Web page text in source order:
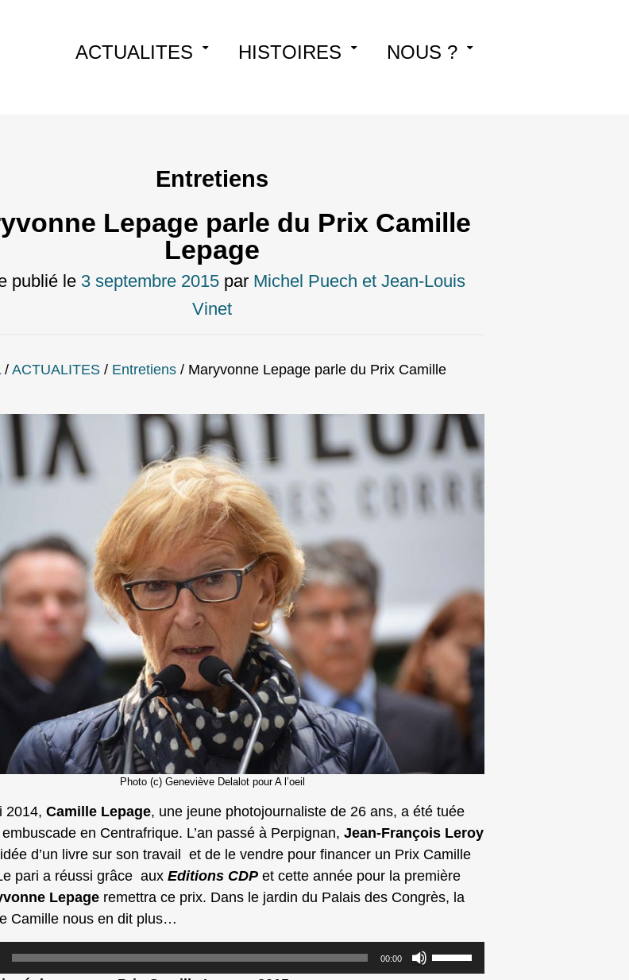
Skip
ACTUALITES HISTOIRES NOUS ?
Entretiens
Lepage parle du Prix Camille
Lepage
publié le 3 septembre 2015 par Michel Puech et Jean-Louis
Vinet
/ ACTUALITES / Entretiens / Maryvonne Lepage parle du Prix Camille
Photo (c) Geneviève Delalot pour A l’oeil
2014, Camille Lepage, une jeune photojournaliste de 26 ans, a été tuée
en Centrafrique. L’an passé à Perpignan, Jean-François Leroy
d’un livre sur son travail et de le vendre pour financer un Prix Camille
pari a réussi grâce aux Editions CDP et cette année pour la première
Lepage remettra ce prix. Dans le jardin du Palais des Congrès, la
Camille nous en dit plus…
00:00
Utilisez
les